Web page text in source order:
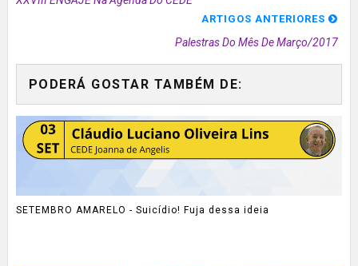
ARTIGOS ANTERIORES
Palestras Do Mês De Março/2017
PODERÁ GOSTAR TAMBÉM DE:
SETEMBRO AMARELO - Suicídio! Fuja dessa ideia